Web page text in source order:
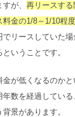
すが、再リースす
金の1/8～1/10程
でリースしていた
いうことです。
金が低くなるのか
数を経過してい
景があります。